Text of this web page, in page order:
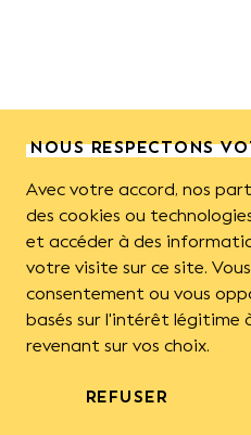
acaricides les plus
l’efficacité des
ruchers par un
méthode consiste à
sur un échantillon de
ainsi le déparasitage des
médicaments
disposant d’une
NOUS RESPECTONS
Avec votre accord, nos
des cookies ou
et accéder à des
votre visite sur ce site.
consentement ou vous
basés sur l'intérêt légitime
revenant sur vos choix.
REFUSER